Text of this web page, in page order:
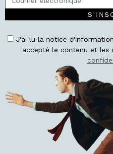
J'ai lu la notice
accepté le contenu et les